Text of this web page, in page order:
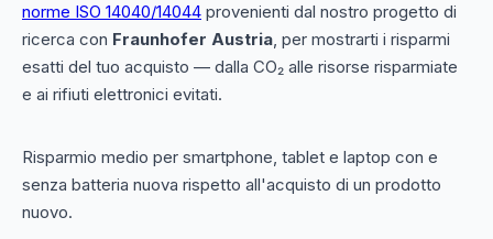
norme ISO 14040/14044 provenienti dal nostro progetto di
ricerca con Fraunhofer Austria, per mostrarti i risparmi
esatti del tuo acquisto — dalla CO₂ alle risorse risparmiate
e ai rifiuti elettronici evitati.
Risparmio medio per smartphone, tablet e laptop con e
senza batteria nuova rispetto all'acquisto di un prodotto
nuovo.